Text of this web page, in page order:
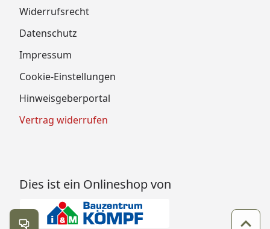
Widerrufsrecht
Datenschutz
Impressum
Cookie-Einstellungen
Hinweisgeberportal
Vertrag widerrufen
Dies ist ein Onlineshop von